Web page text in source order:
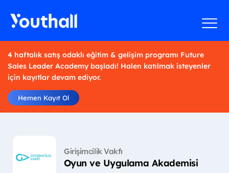
4 haftalık satış odaklı eğitim & gelişim programı Future
Sales Leader Academy başladı! Halen katılmak isteyenler
için kayıtlar devam ediyor.
Hemen Kayıt Ol
Girişimcilik Vakfı
Oyun ve Uygulama Akademisi